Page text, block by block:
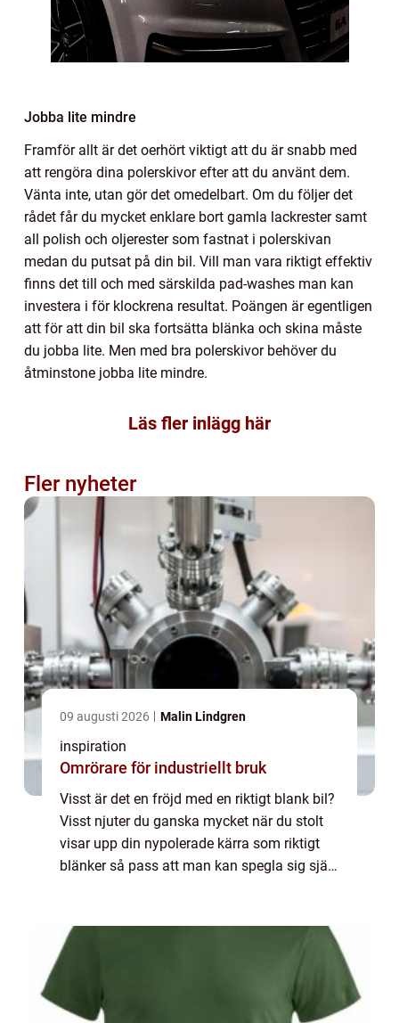
Jobba lite mindre
Framför allt är det oerhört viktigt att du är snabb med
att rengöra dina polerskivor efter att du använt dem.
Vänta inte, utan gör det omedelbart. Om du följer det
rådet får du mycket enklare bort gamla lackrester samt
all polish och oljerester som fastnat i polerskivan
medan du putsat på din bil. Vill man vara riktigt effektiv
finns det till och med särskilda pad-washes man kan
investera i för klockrena resultat. Poängen är egentligen
att för att din bil ska fortsätta blänka och skina måste
du jobba lite. Men med bra polerskivor behöver du
åtminstone jobba lite mindre.
Läs fler inlägg här
Fler nyheter
09 augusti 2026 Malin Lindgren
inspiration
Omrörare för industriellt bruk
Visst är det en fröjd med en riktigt blank bil?
Visst njuter du ganska mycket när du stolt
visar upp din nypolerade kärra som riktigt
blänker så pass att man kan spegla sig själv